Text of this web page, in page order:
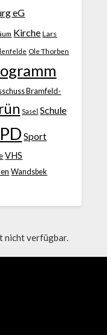
eG
Kirche Lars
Ole Thorben
Bramfeld-
Sasel Schule
Sport
VHS
Wandsbek
nicht verfügbar.